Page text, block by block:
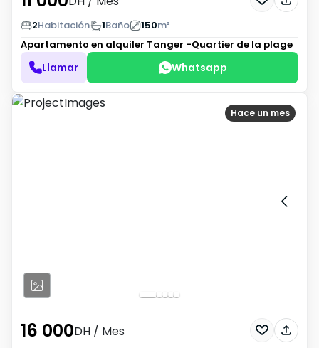
2Habitación 1Baño 150m²
Apartamento en alquiler Tanger -Quartier de la plage
Llamar Whatsapp
Hace un mes
16 000DH / Mes